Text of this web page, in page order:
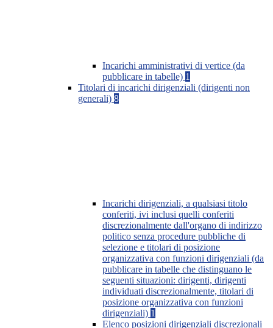
Incarichi amministrativi di vertice (da
pubblicare in tabelle) 1
Titolari di incarichi dirigenziali (dirigenti non
generali) 8
Incarichi dirigenziali, a qualsiasi titolo
conferiti, ivi inclusi quelli conferiti
discrezionalmente dall'organo di indirizzo
politico senza procedure pubbliche di
selezione e titolari di posizione
organizzativa con funzioni dirigenziali (da
pubblicare in tabelle che distinguano le
seguenti situazioni: dirigenti, dirigenti
individuati discrezionalmente, titolari di
posizione organizzativa con funzioni
dirigenziali) 1
Elenco posizioni dirigenziali discrezionali